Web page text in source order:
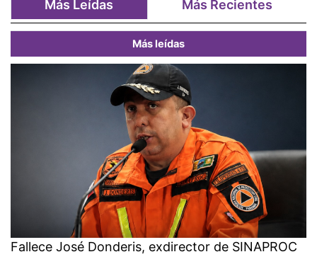
Más Leídas Más Recientes
Más leídas
Fallece José Donderis, exdirector de SINAPROC